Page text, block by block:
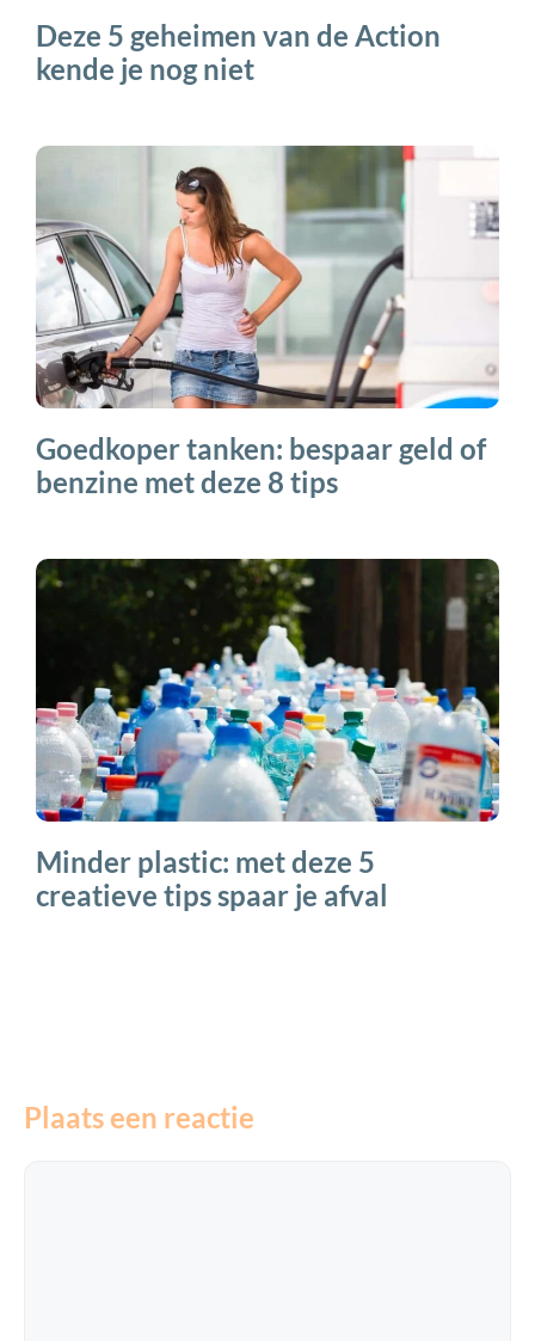
Deze 5 geheimen van de Action
kende je nog niet
Goedkoper tanken: bespaar geld of
benzine met deze 8 tips
Minder plastic: met deze 5
creatieve tips spaar je afval
Plaats een reactie